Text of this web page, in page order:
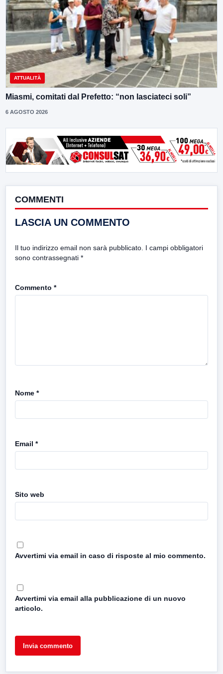
ATTUALITÀ
Miasmi, comitati dal Prefetto: “non lasciateci soli”
6 AGOSTO 2026
COMMENTI
LASCIA UN COMMENTO
Il tuo indirizzo email non sarà pubblicato. I campi obbligatori
sono contrassegnati *
Commento *
Nome *
Email *
Sito web
Avvertimi via email in caso di risposte al mio commento.
Avvertimi via email alla pubblicazione di un nuovo
articolo.